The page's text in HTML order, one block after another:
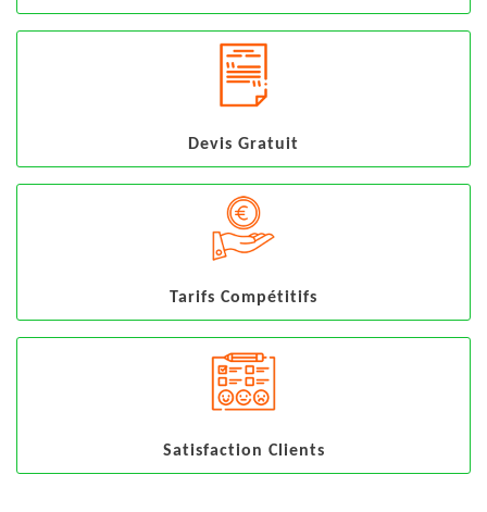
Devis Gratuit
Tarifs Compétitifs
Satisfaction Clients